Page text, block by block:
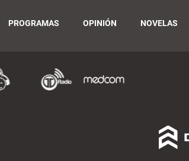
PROGRAMAS OPINIÓN NOVELAS